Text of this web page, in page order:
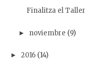
Finalitza el
► noviembre (9)
► 2016 (14)